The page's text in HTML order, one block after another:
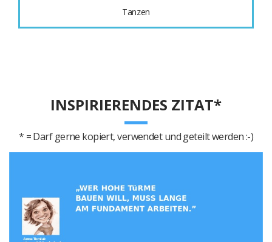
Tanzen
INSPIRIERENDES ZITAT*
* = Darf gerne kopiert, verwendet und geteilt werden :-)